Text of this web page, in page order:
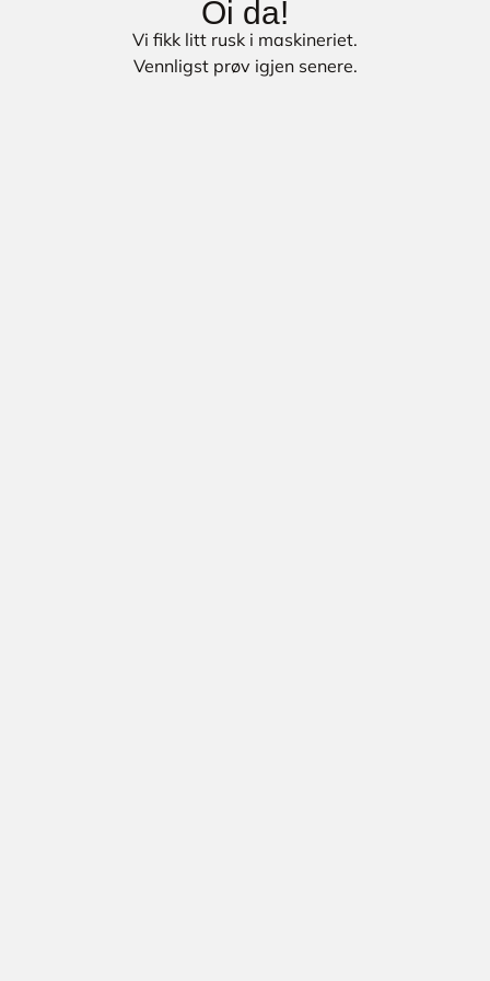
Oi da!
Vi fikk litt rusk i maskineriet.
Vennligst prøv igjen senere.